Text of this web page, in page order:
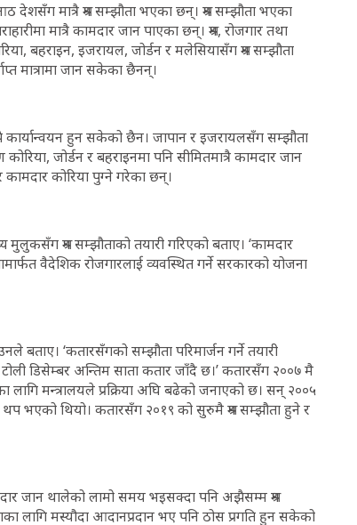
मात्रै श्रम सम्झौता भएका छन्। श्रम सम्झौता भएका
मात्रै कामदार जान पाएका छन्। श्रम, रोजगार तथा
बहराइन, इजरायल, जोर्डन र मलेसियासँग श्रम सम्झौता
मात्रामा जान सकेका छैनन्।
हुन सकेको छैन। जापान र इजरायलसँग सम्झौता
जोर्डन र बहराइनमा पनि सीमितमात्रै कामदार जान
कोरिया पुग्ने गरेका छन्।
मुलुकसँग श्रम सम्झौताको तयारी गरिएको बताए। ‘कामदार
वैदेशिक रोजगारलाई व्यवस्थित गर्ने सरकारको योजना
बताए। ‘कतारसँगको सम्झौता परिमार्जन गर्ने तयारी
डिसेम्बर अन्तिम साता कतार जाँदै छ।’ कतारसँग २००७ मै
लागि मन्त्रालयले प्रक्रिया अघि बढेको जनाएको छ। सन् २००५
भएको थियो। कतारसँग २०१९ को सुरुमै श्रम सम्झौता हुने र
जान थालेको लामो समय भइसक्दा पनि अझैसम्म श्रम
लागि मस्यौदा आदानप्रदान भए पनि ठोस प्रगति हुन सकेको